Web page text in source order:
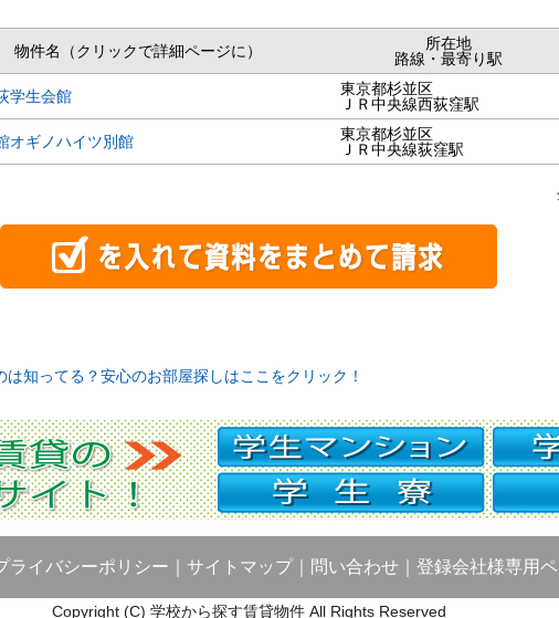
物件名（クリックで詳細ページに）
所在地
路線・最寄り駅
学生会館
東京都杉並区
ＪＲ中央線西荻窪駅
オギノハイツ別館
東京都杉並区
ＪＲ中央線荻窪駅
知ってる？安心のお部屋探しはここをクリック！
ライバシーポリシー サイトマップ｜ 問い合わせ 登録会社様専用
Copyright (C) 学校から探す賃貸物件 All Rights Reserved